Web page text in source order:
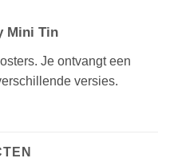
Mini Tin
Je ontvangt een
versies.